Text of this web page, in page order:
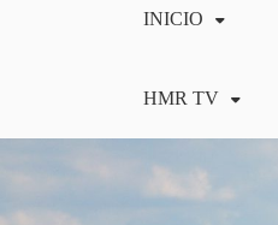
INICIO
HMR TV